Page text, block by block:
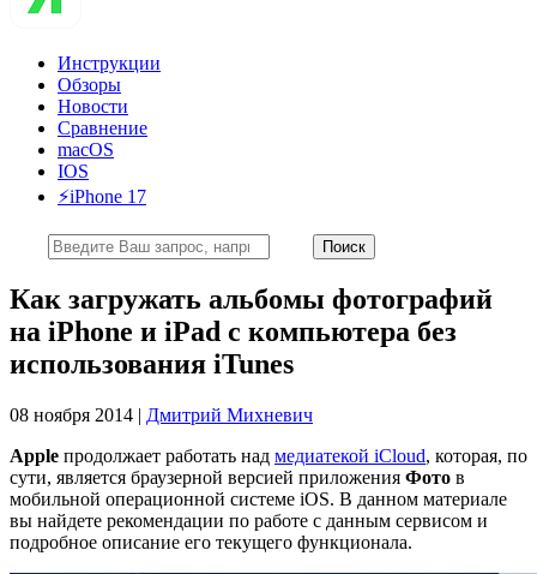
Инструкции
Обзоры
Новости
Сравнение
macOS
IOS
⚡️iPhone 17
Как загружать альбомы фотографий
на iPhone и iPad с компьютера без
использования iTunes
08 ноября 2014 | Дмитрий Михневич
Apple продолжает работать над медиатекой iCloud, которая, по
сути, является браузерной версией приложения Фото в
мобильной операционной системе iOS. В данном материале
вы найдете рекомендации по работе с данным сервисом и
подробное описание его текущего функционала.